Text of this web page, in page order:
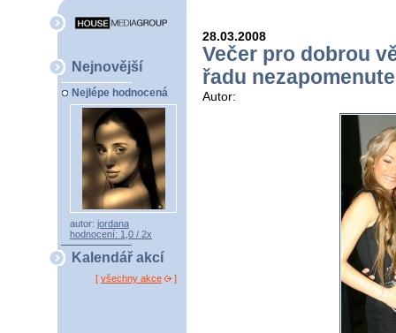
Nejnovější
Nejlépe hodnocená
autor: jordana
hodnocení: 1,0 / 2x
Kalendář akcí
[ všechny akce ]
28.03.2008
Večer pro dobrou
řadu
Autor: